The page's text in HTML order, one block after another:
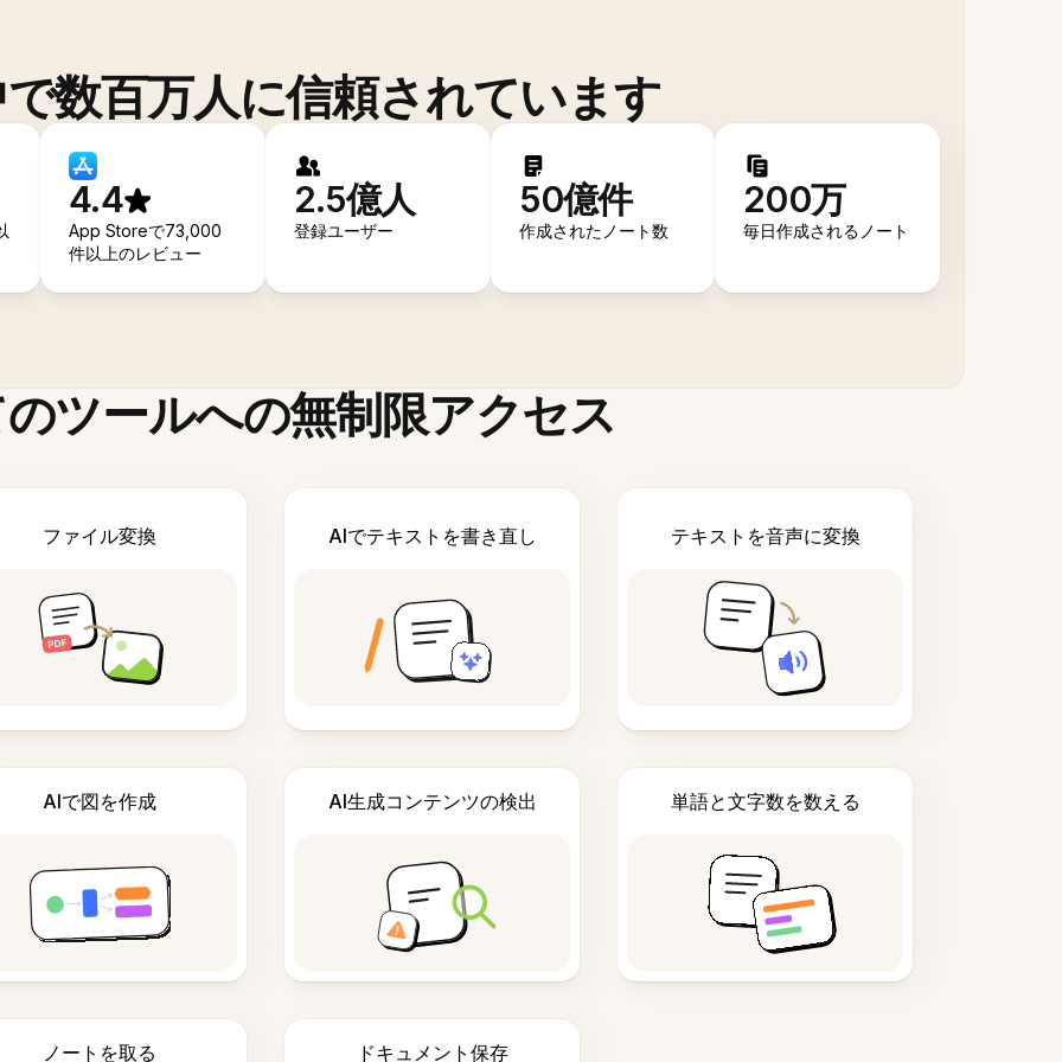
数百万人に信頼されています
4.4
App Storeで73,000
件以上のレビュー
2.5億人
登録ユーザー
50億件
作成されたノート数
200万
毎日作成されるノート
ツールへの無制限アクセス
ファイル変換 AIでテキストを書き直し テキストを音声に変換
AIで図を作成 AI生成コンテンツの検出 単語と文字数を数える
ノートを取る ドキュメント保存